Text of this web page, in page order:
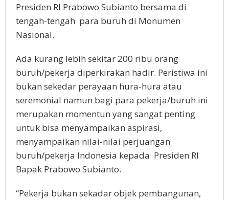
Presiden RI Prabowo Subianto bersama di
tengah-tengah para buruh di Monumen
Nasional.
Ada kurang lebih sekitar 200 ribu orang
buruh/pekerja diperkirakan hadir. Peristiwa ini
bukan sekedar perayaan hura-hura atau
seremonial namun bagi para pekerja/buruh ini
merupakan momentun yang sangat penting
untuk bisa menyampaikan aspirasi,
menyampaikan nilai-nilai perjuangan
buruh/pekerja Indonesia kepada Presiden RI
Bapak Prabowo Subianto.
“Pekerja bukan sekadar objek pembangunan,